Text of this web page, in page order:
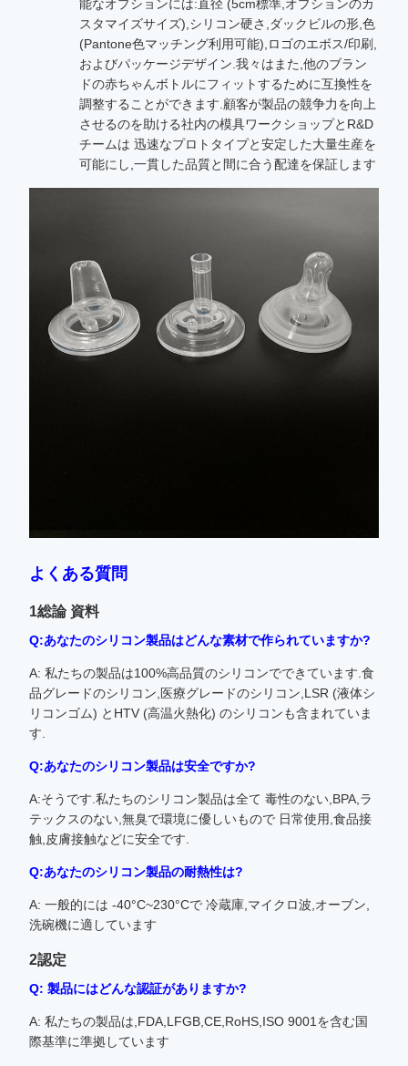
能なオプションには:直径 (5cm標準,オプションのカ
スタマイズサイズ),シリコン硬さ,ダックビルの形,色
(Pantone色マッチング利用可能),ロゴのエボス/印刷,
およびパッケージデザイン.我々はまた,他のブラン
ドの赤ちゃんボトルにフィットするために互換性を
調整することができます.顧客が製品の競争力を向上
させるのを助ける社内の模具ワークショップとR&D
チームは 迅速なプロトタイプと安定した大量生産を
可能にし,一貫した品質と間に合う配達を保証します
よくある質問
1総論 資料
Q:あなたのシリコン製品はどんな素材で作られていますか?
A: 私たちの製品は100%高品質のシリコンでできています.食
品グレードのシリコン,医療グレードのシリコン,LSR (液体シ
リコンゴム) とHTV (高温火熱化) のシリコンも含まれていま
す.
Q:あなたのシリコン製品は安全ですか?
A:そうです.私たちのシリコン製品は全て 毒性のない,BPA,ラ
テックスのない,無臭で環境に優しいもので 日常使用,食品接
触,皮膚接触などに安全です.
Q:あなたのシリコン製品の耐熱性は?
A: 一般的には -40°C~230°Cで 冷蔵庫,マイクロ波,オーブン,
洗碗機に適しています
2認定
Q: 製品にはどんな認証がありますか?
A: 私たちの製品は,FDA,LFGB,CE,RoHS,ISO 9001を含む国
際基準に準拠しています